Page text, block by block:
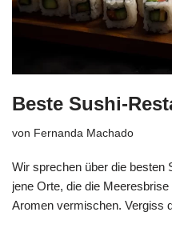
Beste Sushi-
von Fernanda Machado
Wir sprechen über die besten
jene Orte, die die
Aromen vermischen. Vergiss